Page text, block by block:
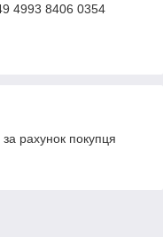
4993 8406 0354
рахунок покупця